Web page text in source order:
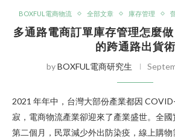
BOXFUL電商物流 全部文章 庫存管理
多通路電商訂單庫存管理怎麼
的跨通路出貨術
byBOXFUL電商研究生
2021 年年中，台灣大部份產業都因
寂，電商物流產業卻迎來了產業盛世。全
第二個月，民眾減少外出防染疫，線上購